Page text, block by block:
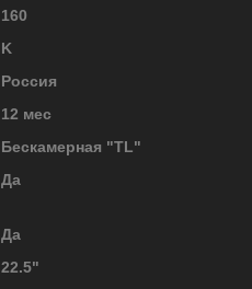
160
K
Россия
12 мес
Бескамерная "TL"
Да
Да
22.5"